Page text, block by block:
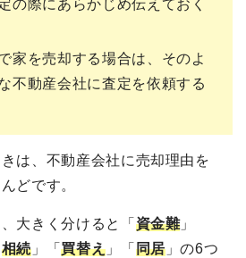
の際にあらかじめ伝えておく
家を売却する場合は、そのよ
不動産会社に査定を依頼する
は、不動産会社に売却理由を
どです。
大きく分けると「 資金難」
相続 」「買替え 」「 同居」の6つ